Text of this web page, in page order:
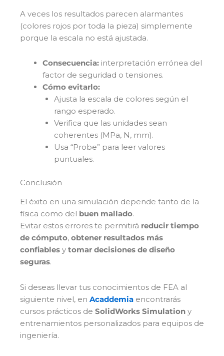
A veces los resultados parecen alarmantes
(colores rojos por toda la pieza) simplemente
porque la escala no está ajustada.
Consecuencia: interpretación errónea del
factor de seguridad o tensiones.
Cómo evitarlo:
Ajusta la escala de colores según el
rango esperado.
Verifica que las unidades sean
coherentes (MPa, N, mm).
Usa “Probe” para leer valores
puntuales.
Conclusión
El éxito en una simulación depende tanto de la
física como del buen mallado.
Evitar estos errores te permitirá reducir tiempo
de cómputo, obtener resultados más
confiables y tomar decisiones de diseño
seguras.
Si deseas llevar tus conocimientos de FEA al
siguiente nivel, en Acaddemia encontrarás
cursos prácticos de SolidWorks Simulation y
entrenamientos personalizados para equipos de
ingeniería.